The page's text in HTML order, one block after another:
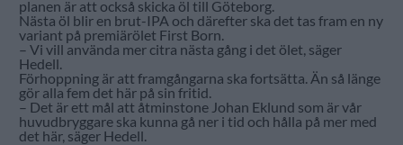
planen är att också skicka öl till Göteborg.
Nästa öl blir en brut-IPA och därefter ska det tas fram en ny
variant på premiärölet First Born.
– Vi vill använda mer citra nästa gång i det ölet, säger
Hedell.
Förhoppning är att framgångarna ska fortsätta. Än så länge
gör alla fem det här på sin fritid.
– Det är ett mål att åtminstone Johan Eklund som är vår
huvudbryggare ska kunna gå ner i tid och hålla på mer med
det här, säger Hedell.